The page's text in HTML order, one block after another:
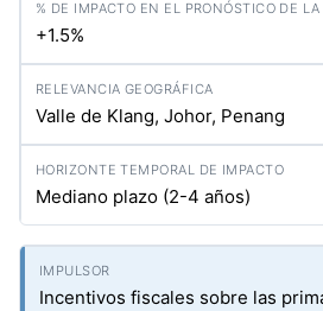
+1.5%
Valle de Klang, Johor, Penang
Mediano plazo (2-4 años)
Incentivos fiscales sobre las